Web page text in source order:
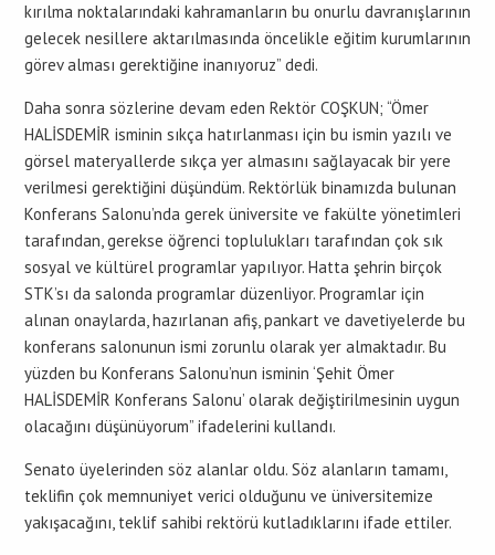
kırılma noktalarındaki kahramanların bu onurlu davranışlarının
gelecek nesillere aktarılmasında öncelikle eğitim kurumlarının
görev alması gerektiğine inanıyoruz” dedi.
Daha sonra sözlerine devam eden Rektör COŞKUN; “Ömer
HALİSDEMİR isminin sıkça hatırlanması için bu ismin yazılı ve
görsel materyallerde sıkça yer almasını sağlayacak bir yere
verilmesi gerektiğini düşündüm. Rektörlük binamızda bulunan
Konferans Salonu’nda gerek üniversite ve fakülte yönetimleri
tarafından, gerekse öğrenci toplulukları tarafından çok sık
sosyal ve kültürel programlar yapılıyor. Hatta şehrin birçok
STK’sı da salonda programlar düzenliyor. Programlar için
alınan onaylarda, hazırlanan afiş, pankart ve davetiyelerde bu
konferans salonunun ismi zorunlu olarak yer almaktadır. Bu
yüzden bu Konferans Salonu’nun isminin ‘Şehit Ömer
HALİSDEMİR Konferans Salonu’ olarak değiştirilmesinin uygun
olacağını düşünüyorum” ifadelerini kullandı.
Senato üyelerinden söz alanlar oldu. Söz alanların tamamı,
teklifin çok memnuniyet verici olduğunu ve üniversitemize
yakışacağını, teklif sahibi rektörü kutladıklarını ifade ettiler.